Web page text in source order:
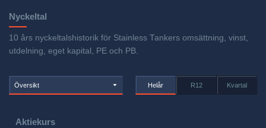
Nyckeltal
10 års nyckeltalshistorik för Stainless Tankers omsättning, vinst,
utdelning, eget kapital, PE och PB.
Översikt Helår R12 Kvartal
Aktiekurs